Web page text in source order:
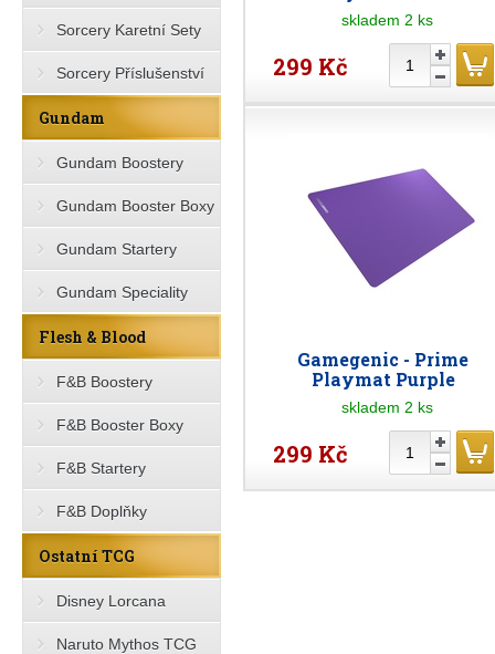
Sorcery Karetní Sety
Sorcery Příslušenství
Gundam
Gundam Boostery
Gundam Booster Boxy
Gundam Startery
Gundam Speciality
Flesh & Blood
F&B Boostery
F&B Booster Boxy
F&B Startery
F&B Doplňky
Ostatní TCG
Disney Lorcana
Naruto Mythos TCG
skladem 2 ks
299 Kč
Gamegenic - Prime
Playmat Purple
skladem 2 ks
299 Kč